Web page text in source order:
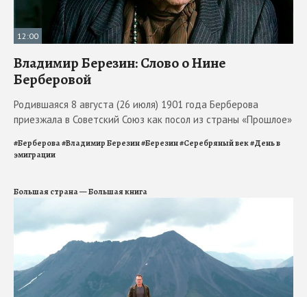
12:00
Владимир Березин: Слово о Нине
Берберовой
Родившаяся 8 августа (26 июля) 1901 года Берберова
приезжала в Советский Союз как посол из страны «Прошлое»
#Берберова#Владимир Березин#Березин#Серебряный век#День в
эмиграции
Большая страна — Большая книга